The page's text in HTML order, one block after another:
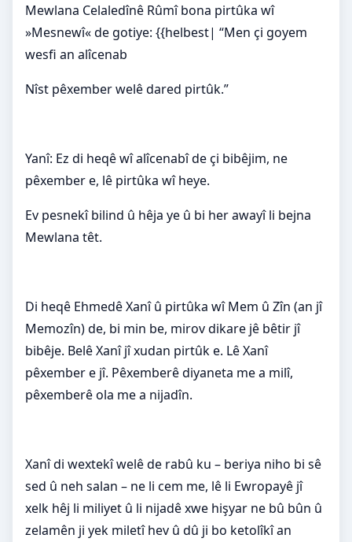
Mewlana Celaledînê Rûmî bona pirtûka wî
»Mesnewî« de gotiye: {{helbest| “Men çi goyem
wesfi an alîcenab
Nîst pêxember welê dared pirtûk.”
Yanî: Ez di heqê wî alîcenabî de çi bibêjim, ne
pêxember e, lê pirtûka wî heye.
Ev pesnekî bilind û hêja ye û bi her awayî li bejna
Mewlana têt.
Di heqê Ehmedê Xanî û pirtûka wî Mem û Zîn (an jî
Memozîn) de, bi min be, mirov dikare jê bêtir jî
bibêje. Belê Xanî jî xudan pirtûk e. Lê Xanî
pêxember e jî. Pêxemberê diyaneta me a milî,
pêxemberê ola me a nijadîn.
Xanî di wextekî welê de rabû ku – beriya niho bi sê
sed û neh salan – ne li cem me, lê li Ewropayê jî
xelk hêj li miliyet û li nijadê xwe hişyar ne bû bûn û
zelamên ji yek miletî hev û dû ji bo ketolîkî an